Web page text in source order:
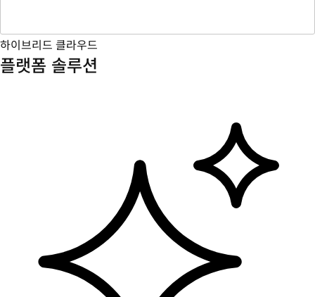
하이브리드 클라우드
플랫폼 솔루션